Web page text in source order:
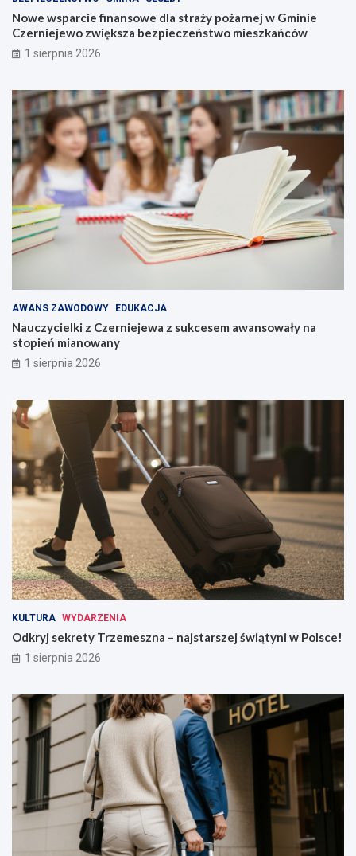
Nowe wsparcie finansowe dla straży pożarnej w Gminie
Czerniejewo zwiększa bezpieczeństwo mieszkańców
1 sierpnia 2026
AWANS ZAWODOWY EDUKACJA
Nauczycielki z Czerniejewa z sukcesem awansowały na
stopień mianowany
1 sierpnia 2026
KULTURA WYDARZENIA
Odkryj sekrety Trzemeszna – najstarszej świątyni w Polsce!
1 sierpnia 2026